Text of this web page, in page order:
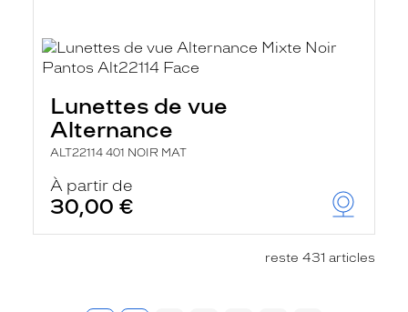
Lunettes de vue
Alternance
ALT22114 401 NOIR MAT
À partir de
30,00 €
reste 431 articles